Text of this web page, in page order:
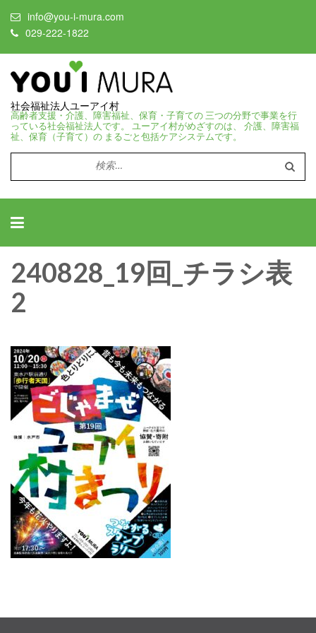
info@you-i-mura.com
029-222-1822
社会福祉法人ユーアイ村
高齢者支援・介護、障害福祉、保育・子育ての 三つの分野で事業を行
っている社会福祉法人です。 ユーアイ村がめざすのは、 介護、障害福
祉、保育（子育て）の まるごと包括ケアシステムです。
検
索:
240828_19回_チラシ表
2